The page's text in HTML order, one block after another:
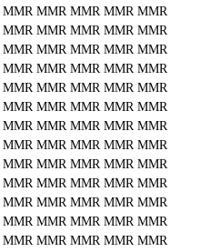
MMR MMR MMR MMR MMR
MMR MMR MMR MMR MMR
MMR MMR MMR MMR MMR
MMR MMR MMR MMR MMR
MMR MMR MMR MMR MMR
MMR MMR MMR MMR MMR
MMR MMR MMR MMR MMR
MMR MMR MMR MMR MMR
MMR MMR MMR MMR MMR
MMR MMR MMR MMR MMR
MMR MMR MMR MMR MMR
MMR MMR MMR MMR MMR
MMR MMR MMR MMR MMR